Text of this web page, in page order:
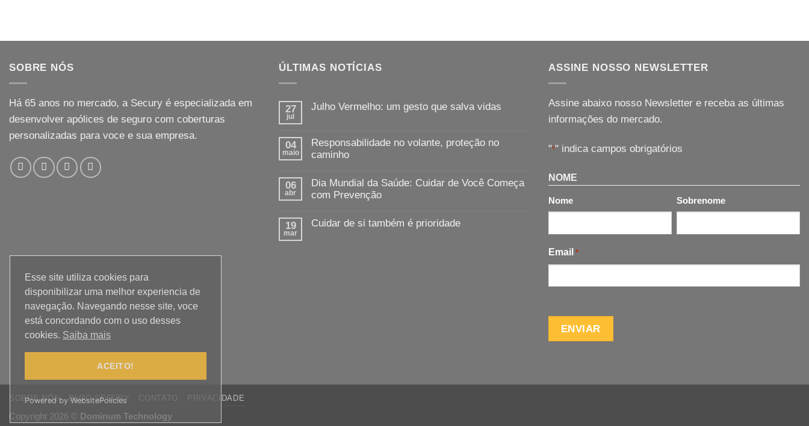
Esse site utiliza cookies para
disponibilizar uma melhor experiencia de
navegação. Navegando nesse site, voce
está concordando com o uso desses
cookies. Saiba mais
ACEITO!
Powered by WebsitePolicies
SOBRE NÓS
Há 65 anos no mercado, a Secury é especializada em
desenvolver apólices de seguro com coberturas
personalizadas para voce e sua empresa.
ÚLTIMAS NOTÍCIAS
27
jul
Julho Vermelho: um gesto que salva vidas
04
maio
Responsabilidade no volante, proteção no
caminho
06
abr
Dia Mundial da Saúde: Cuidar de Você Começa
com Prevenção
19
mar
Cuidar de si também é prioridade
ASSINE NOSSO NEWSLETTER
Assine abaixo nosso Newsletter e receba as últimas
informações do mercado.
"*" indica campos obrigatórios
NOME
Nome Sobrenome
Email *
SOBRE NÓS BLOG SECURY CONTATO PRIVACIDADE
Copyright 2026 © Dominum Technology